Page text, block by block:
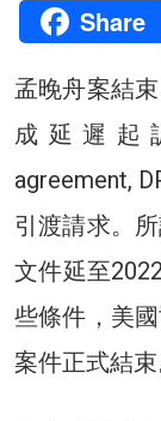
Share
孟晚舟案結
成延遲起
agreement,
引渡請求。
文件延至
些條件，美
案件正式結束